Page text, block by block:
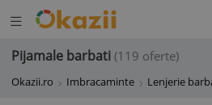
Deschide
meniul
Pijamale barbati (119 oferte)
Okazii.ro Imbracaminte Lenjerie